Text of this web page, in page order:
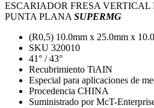
ESCARIADOR FRESA VERTICAL
PUNTA PLANA SUPERMG
(R0,5) 10.0mm x 25.0mm x
SKU 320010
41° / 43°
Recubrimiento TiAIN
Especial para aplicaciones de
Procedencia CHINA
Suministrado por McT-